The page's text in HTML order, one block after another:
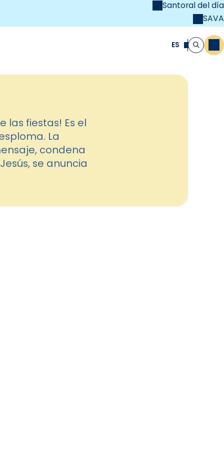
Santoral del día
SAVA
Cristiana ES Buscar
las fiestas! Es el
La
condena
se anuncia